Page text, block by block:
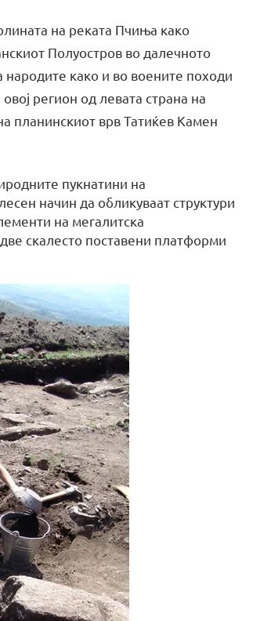
на реката Пчиња како
Полуостров во далечното
како и во воените походи
регион од левата страна на
планинскиот врв Татиќев Камен
пукнатини на
начин да обликуваат структури
на мегалитска
скалесто поставени платформи